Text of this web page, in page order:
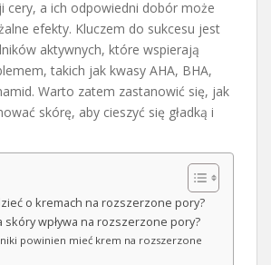
cery, a ich odpowiedni dobór może
efekty. Kluczem do sukcesu jest
aktywnych, które wspierają
takich jak kwasy AHA, BHA,
Warto zatem zastanowić się, jak
skórę, aby cieszyć się gładką i
o kremach na rozszerzone pory?
skóry wpływa na rozszerzone pory?
powinien mieć krem na rozszerzone